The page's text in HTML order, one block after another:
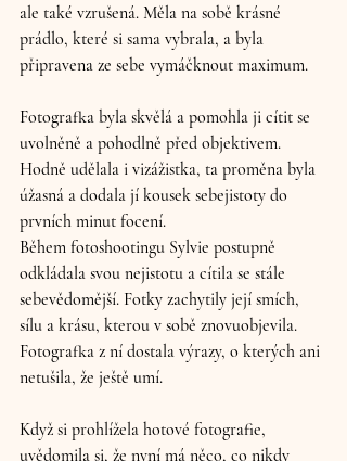
ale také vzrušená. Měla na sobě krásné
prádlo, které si sama vybrala, a byla
připravena ze sebe vymáčknout maximum.
Fotografka byla skvělá a pomohla ji cítit se
uvolněně a pohodlně před objektivem.
Hodně udělala i vizážistka, ta proměna byla
úžasná a dodala jí kousek sebejistoty do
prvních minut focení.
Během fotoshootingu Sylvie postupně
odkládala svou nejistotu a cítila se stále
sebevědomější. Fotky zachytily její smích,
sílu a krásu, kterou v sobě znovuobjevila.
Fotografka z ní dostala výrazy, o kterých ani
netušila, že ještě umí.
Když si prohlížela hotové fotografie,
uvědomila si, že nyní má něco, co nikdy